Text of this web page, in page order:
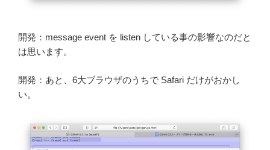
開発：message event を listen している事の影響なのだと
は思います。
開発：あと、6大ブラウザのうちで Safari だけがおかし
い。